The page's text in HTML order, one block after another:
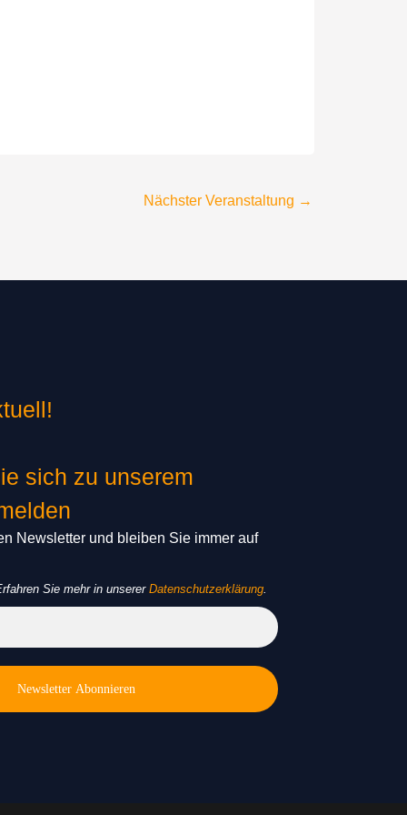
Nächster Veranstaltung →
sich zu unserem
Newsletter und bleiben Sie immer auf
Sie mehr in unsererDatenschutzerklärung.